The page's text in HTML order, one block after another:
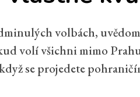
volbách,
volí všichni mimo
se projedete